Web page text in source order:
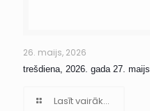
26. maijs, 2026
trešdiena, 2026. gada 27. maijs
Lasīt vairāk...